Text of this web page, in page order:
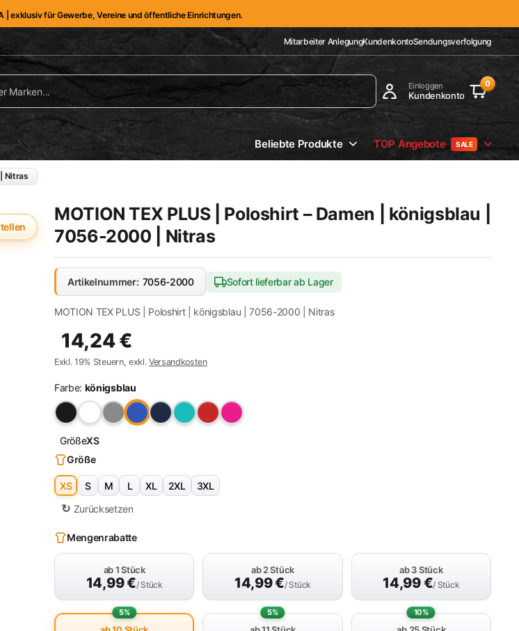
| exklusiv für Gewerbe, Vereine und öffentliche Einrichtungen.
Mitarbeiter AnlegungKundenkontoSendungsverfolgung
Einloggen
Kundenkonto
0
Beliebte Produkte TOP Angebote SALE
Nitras
MOTION TEX PLUS | Poloshirt – Damen | königsblau |
7056-2000 | Nitras
Artikelnummer: 7056-2000 Sofort lieferbar ab Lager
MOTION TEX PLUS | Poloshirt | königsblau | 7056-2000 | Nitras
14,24€
Exkl. 19% Steuern, exkl. Versandkosten
Farbe: königsblau
GrößeXS
Größe
XS S M L XL 2XL
3XL
Zurücksetzen
Mengenrabatte
ab 1 Stück
14,99€/ Stück
ab 2 Stück
14,99€/ Stück
ab 3 Stück
14,99€/ Stück
5% 5% 10%